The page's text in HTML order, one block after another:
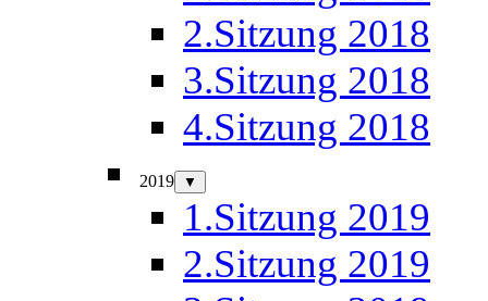
2.Sitzung 2018
3.Sitzung 2018
4.Sitzung 2018
2019 ▼
1.Sitzung 2019
2.Sitzung 2019